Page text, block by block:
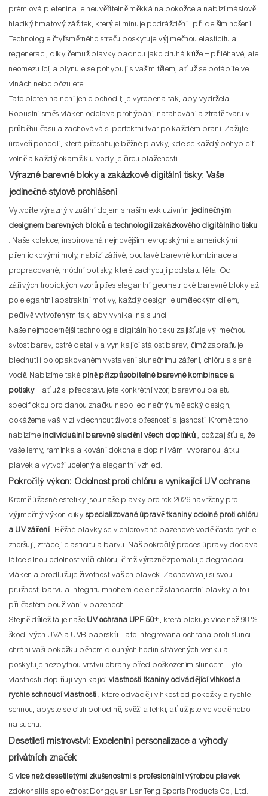
prémiová pletenina je neuvěřitelně měkká na pokožce a nabízí máslově
hladký hmatový zážitek, který eliminuje podráždění i při delším nošení.
Technologie čtyřsměrného streču poskytuje výjimečnou elasticitu a
regeneraci, díky čemuž plavky padnou jako druhá kůže – přiléhavé, ale
neomezující, a plynule se pohybují s vaším tělem, ať už se potápíte ve
vlnách nebo pózujete.
Tato pletenina není jen o pohodlí; je vyrobena tak, aby vydržela.
Robustní směs vláken odolává prohýbání, natahování a ztrátě tvaru v
průběhu času a zachovává si perfektní tvar po každém praní. Zažijte
úroveň pohodlí, která přesahuje běžné plavky, kde se každý pohyb cítí
volně a každý okamžik u vody je čirou blažeností.
Výrazné barevné bloky a zakázkové digitální tisky: Vaše
jedinečné stylové prohlášení
Vytvořte výrazný vizuální dojem s naším exkluzivním jedinečným
designem barevných bloků a technologií zakázkového digitálního tisku
. Naše kolekce, inspirovaná nejnovějšími evropskými a americkými
přehlídkovými moly, nabízí zářivé, poutavé barevné kombinace a
propracované, módní potisky, které zachycují podstatu léta. Od
zářivých tropických vzorů přes elegantní geometrické barevné bloky až
po elegantní abstraktní motivy, každý design je uměleckým dílem,
pečlivě vytvořeným tak, aby vynikal na slunci.
Naše nejmodernější technologie digitálního tisku zajišťuje výjimečnou
sytost barev, ostré detaily a vynikající stálost barev, čímž zabraňuje
blednutí i po opakovaném vystavení slunečnímu záření, chlóru a slané
vodě. Nabízíme také plně přizpůsobitelné barevné kombinace a
potisky– ať už si představujete konkrétní vzor, ​​barevnou paletu
specifickou pro danou značku nebo jedinečný umělecký design,
dokážeme vaši vizi vdechnout život s přesností a jasností. Kromě toho
nabízíme individuální barevné sladění všech doplňků, což zajišťuje, že
vaše lemy, ramínka a kování dokonale doplní vámi vybranou látku
plavek a vytvoří ucelený a elegantní vzhled.
Pokročilý výkon: Odolnost proti chlóru a vynikající UV ochrana
Kromě úžasné estetiky jsou naše plavky pro rok 2026 navrženy pro
výjimečný výkon díky specializované úpravě tkaniny odolné proti chlóru
a UV záření. Běžné plavky se v chlorované bazénové vodě často rychle
zhoršují, ztrácejí elasticitu a barvu. Náš pokročilý proces úpravy dodává
látce silnou odolnost vůči chlóru, čímž výrazně zpomaluje degradaci
vláken a prodlužuje životnost vašich plavek. Zachovávají si svou
pružnost, barvu a integritu mnohem déle než standardní plavky, a to i
při častém používání v bazénech.
Stejně důležitá je naše UV ochrana UPF 50+, která blokuje více než 98 %
škodlivých UVA a UVB paprsků. Tato integrovaná ochrana proti slunci
chrání vaši pokožku během dlouhých hodin strávených venku a
poskytuje nezbytnou vrstvu obrany před poškozením sluncem. Tyto
vlastnosti doplňují vynikajícívlastnosti tkaniny odvádějící vlhkost a
rychle schnoucí vlastnosti, které odvádějí vlhkost od pokožky a rychle
schnou, abyste se cítili pohodlně, svěží a lehkí, ať už jste ve vodě nebo
na suchu.
Desetiletí mistrovství: Excelentní personalizace a výhody
privátních značek
S více než desetiletými zkušenostmi s profesionální výrobou plavek
zdokonalila společnost Dongguan LanTeng Sports Products Co., Ltd.